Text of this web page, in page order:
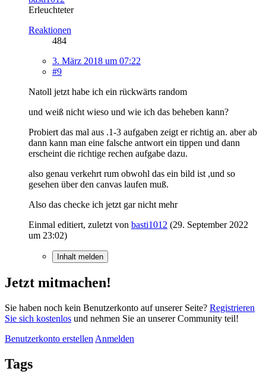
Erleuchteter
Reaktionen
484
3. März 2018 um 07:22
#9
Natoll jetzt habe ich ein rückwärts random
und weiß nicht wieso und wie ich das beheben kann?
Probiert das mal aus .1-3 aufgaben zeigt er richtig an. aber ab
dann kann man eine falsche antwort ein tippen und dann
erscheint die richtige rechen aufgabe dazu.
also genau verkehrt rum obwohl das ein bild ist ,und so
gesehen über den canvas laufen muß.
Also das checke ich jetzt gar nicht mehr
Einmal editiert, zuletzt von basti1012 (29. September 2022
um 23:02)
Inhalt melden
Jetzt mitmachen!
Sie haben noch kein Benutzerkonto auf unserer Seite? Registrieren
Sie sich kostenlos und nehmen Sie an unserer Community teil!
Benutzerkonto erstellen Anmelden
Tags